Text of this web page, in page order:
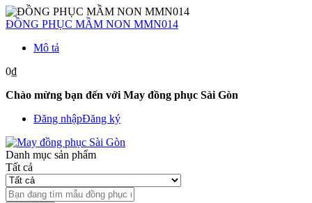
ĐỒNG PHỤC MẦM NON MMN014
Mô tả
0₫
Chào mừng bạn đến với May đồng phục Sài Gòn
Đăng nhậpĐăng ký
Danh mục sản phẩm
Tất cả